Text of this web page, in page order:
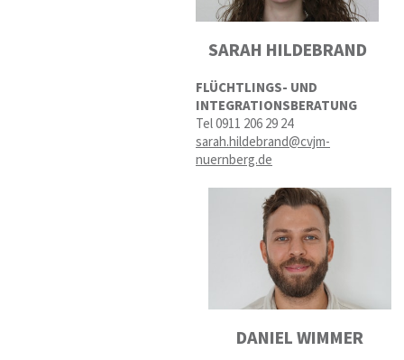
SARAH HILDEBRAND
FLÜCHTLINGS- UND
INTEGRATIONSBERATUNG
Tel 0911 206 29 24
sarah.hildebrand@cvjm-
nuernberg.de
DANIEL WIMMER